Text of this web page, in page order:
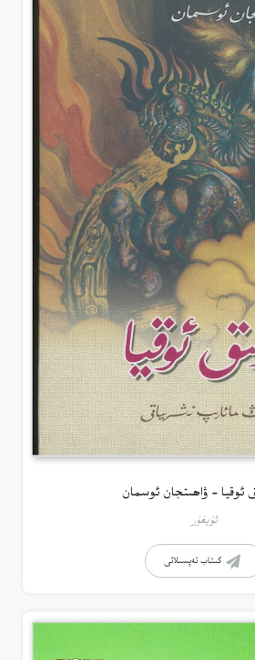
ئوقيا – ۋاھىتجان ئوسمان
ئۇيغۇر
كىتاب تەپسىلاتى